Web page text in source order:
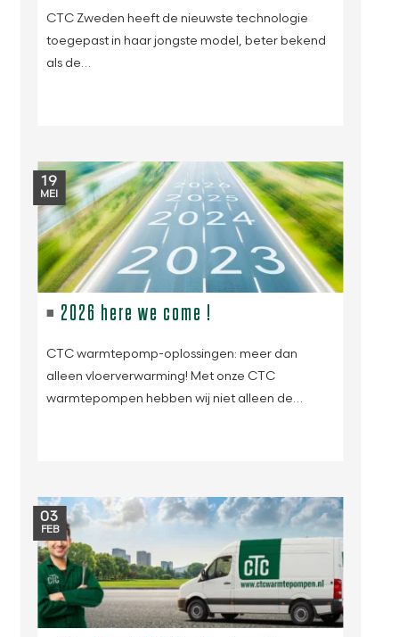
CTC Zweden heeft de nieuwste technologie
toegepast in haar jongste model, beter bekend
als de…
19
MEI
2026 here we come !
CTC warmtepomp-oplossingen: meer dan
alleen vloerverwarming! Met onze CTC
warmtepompen hebben wij niet alleen de…
03
FEB